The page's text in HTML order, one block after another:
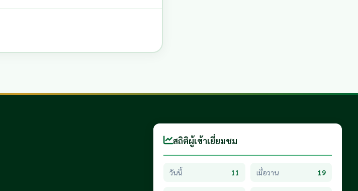
สถิติผู้เข้าเยี่ยมชม
วันนี้ 11 เมื่อวาน 19